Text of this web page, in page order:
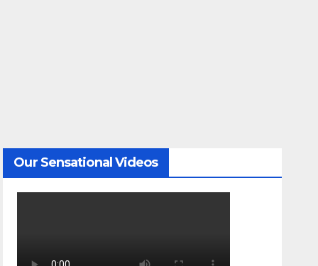
Our Sensational Videos